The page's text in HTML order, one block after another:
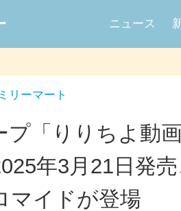
ニュース
リーマート
「りりちよ動
年3月21日発
マイドが登場